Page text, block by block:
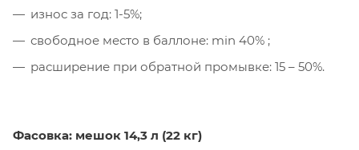
износ за год: 1-5%;
свободное место в баллоне: min 40% ;
расширение при обратной промывке: 15 – 50%.
Фасовка: мешок 14,3 л (22 кг)